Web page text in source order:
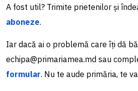
A fost util? Trimite prietenilor și
aboneze.
Iar dacă ai o problemă care îți dă
echipa@primariamea.md sau
formular. Nu te aude primăria, te